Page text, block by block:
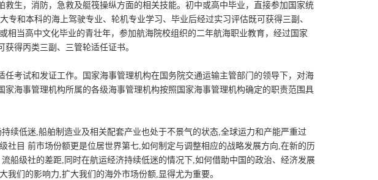
救生，消防，急救及艇筏操纵方面的相关技能。初中或高中毕业，直接参加国家统
专和本科的海上驾驶专业、轮机专业学习、毕业后经过实习评估既可获得三副、
相当高中文化毕业的青壮年，参加航海院校组织的二年航海职业教育，经过国家
获得丙类三副、三管轮适任证书。
任考试和发证工作。国家海事管理机构在国务院交通运输主管部门的领导下，对海
海事管理机构所属的各级海事管理机构按照国家海事管理机构确定的职责范围具
续低迷,船舶制造业及相关配套产业也处于不景气的状态,全球运力和产能严重过
社目 前市场份额更是位居世界第七,如何制定与调整相应的战略发展方向,在新的历
船级社的差距,同时在航运经济持续低迷的情况下,如何借助中国的政治、经济发展
我们的影响力,扩大我们的海外市场份额,显得尤为重要。